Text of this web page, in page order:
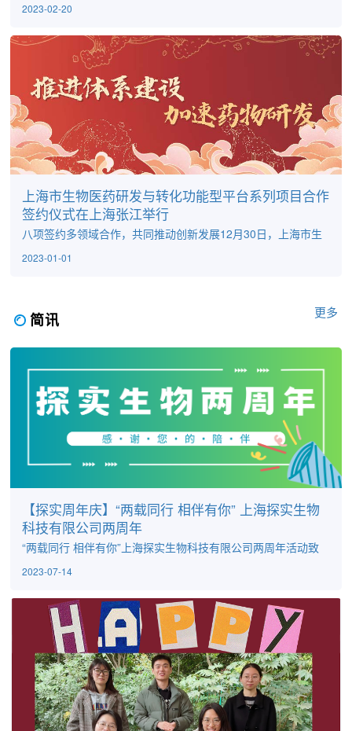
协副秘书长安众魁、市场监督局办公室主任冷鹏、市场监督局
协会产业化办公室专职副主任兰马陪同调研，上海探实生物创
始人黄懿博士、博仕达副总经理唐博文现场汇报了博仕达-探实
生命科学创新孵化加速平台的规划搭建情况。图1.胶州政协主席
孙晓兵（左...
2023-02-20
上海市生物医药研发与转化功能型平台系列项目合作
签约仪式在上海张江举行
八项签约多领域合作，共同推动创新发展12月30日，上海市生
江举行。此次签约项目共计8项，覆盖了联合实验室共建、创新
元，标志着平台将进一步立足研发平台技术，实现自我造血，
携手业内企业和机构共同推动生物医药创新发展、加速生物医
2023-01-01
简讯 更多
【探实周年庆】“两载同行 相伴有你” 上海探实生物
科技有限公司两周年
“两载同行 相伴有你”上海探实生物科技有限公司两周年活动致
2023年7月，上海探实生物科技有限公司（以下简称“探实生
这一年，感动这一年，回味这一年，惟愿星光不负赶路人，没
什么跨不过去，跨过去就成了过去。在过去的一年里，“拼搏、
坚毅”是我们都认同的关键词。这一年里，我们遇到了很多挑
战...
2023-07-14